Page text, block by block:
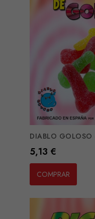
DIABLO GOLOSO
Preço
5,13 €
COMPRAR